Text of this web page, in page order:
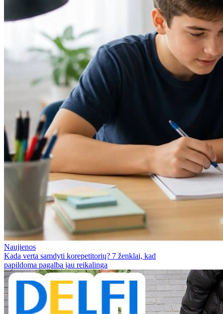
Naujienos
Kada verta samdyti korepetitorių? 7 ženklai, kad
papildoma pagalba jau reikalinga